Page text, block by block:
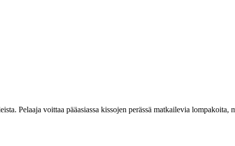
Pelaaja voittaa pääasiassa kissojen perässä matkailevia lompakoita,